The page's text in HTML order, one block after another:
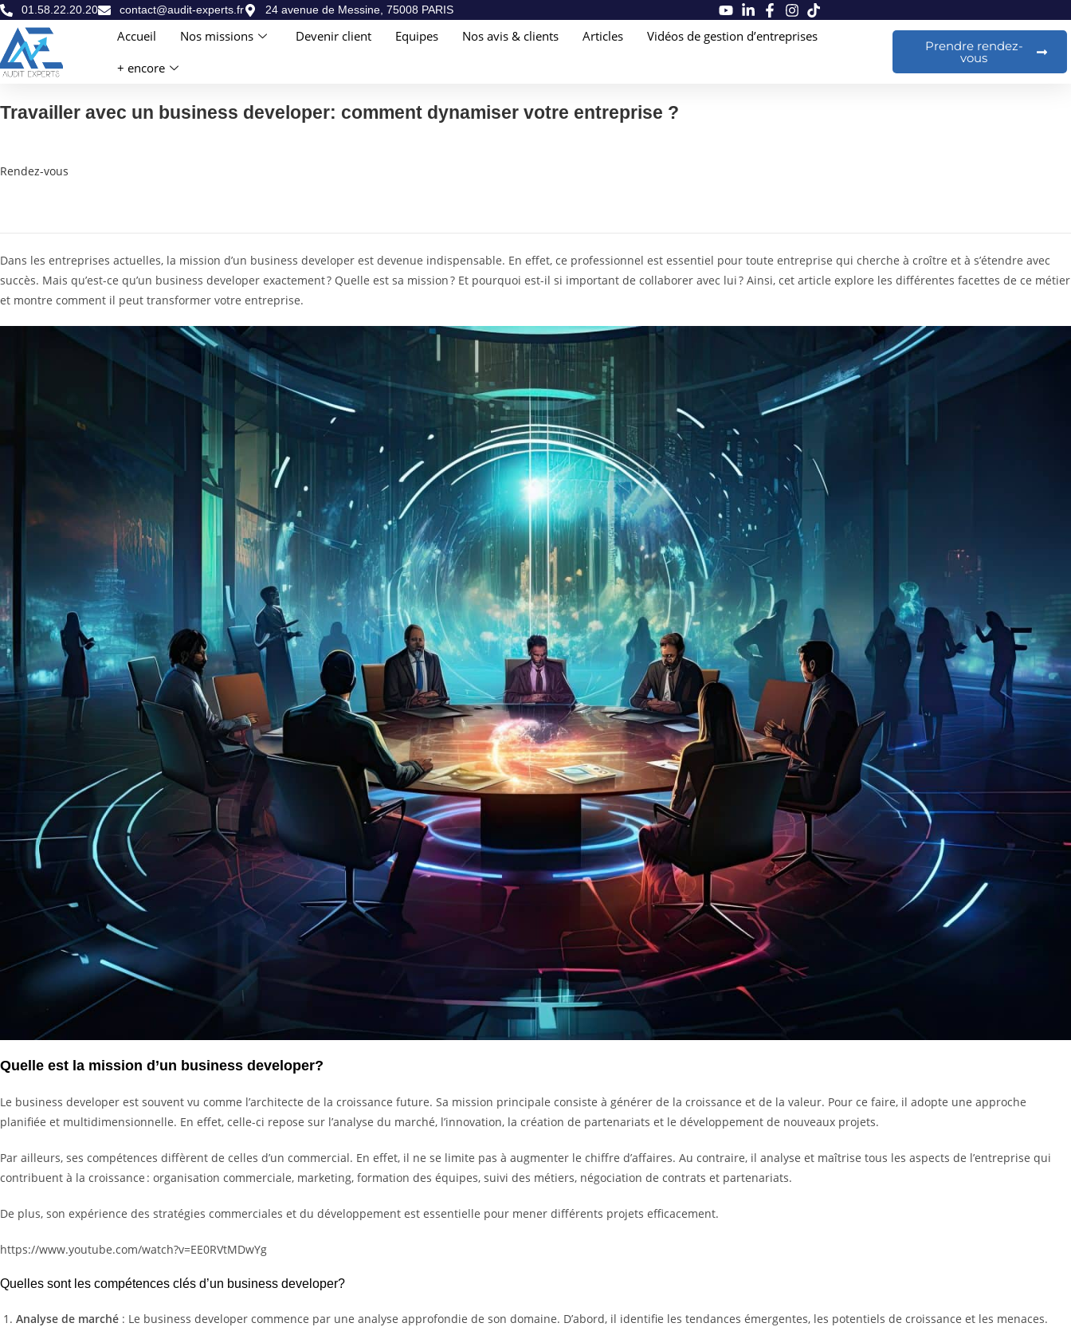
01.58.22.20.20 contact@audit-experts.fr 24 avenue de Messine, 75008 PARIS
Accueil Nos missions Devenir client Equipes Nos avis & clients Articles
Vidéos de gestion d’entreprises
+ encore
Prendre rendez-
vous
Travailler avec un business developer: comment dynamiser votre entreprise ?
Rendez-vous
Dans les entreprises actuelles, la mission d’un business developer est devenue indispensable. En effet, ce professionnel est essentiel pour toute entreprise qui cherche à croître et à s’étendre avec
succès. Mais qu’est-ce qu’un business developer exactement ? Quelle est sa mission ? Et pourquoi est-il si important de collaborer avec lui ? Ainsi, cet article explore les différentes facettes de ce métier
et montre comment il peut transformer votre entreprise.
Quelle est la mission d’un business developer?
Le business developer est souvent vu comme l’architecte de la croissance future. Sa mission principale consiste à générer de la croissance et de la valeur. Pour ce faire, il adopte une approche
planifiée et multidimensionnelle. En effet, celle-ci repose sur l’analyse du marché, l’innovation, la création de partenariats et le développement de nouveaux projets.
Par ailleurs, ses compétences diffèrent de celles d’un commercial. En effet, il ne se limite pas à augmenter le chiffre d’affaires. Au contraire, il analyse et maîtrise tous les aspects de l’entreprise qui
contribuent à la croissance : organisation commerciale, marketing, formation des équipes, suivi des métiers, négociation de contrats et partenariats.
De plus, son expérience des stratégies commerciales et du développement est essentielle pour mener différents projets efficacement.
https://www.youtube.com/watch?v=EE0RVtMDwYg
Quelles sont les compétences clés d’un business developer?
Analyse de marché : Le business developer commence par une analyse approfondie de son domaine. D’abord, il identifie les tendances émergentes, les potentiels de croissance et les menaces.